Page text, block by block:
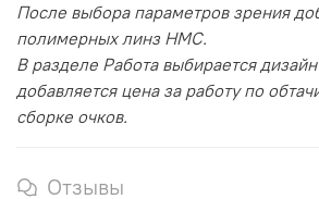
После выбора параметров зрения
полимерных линз HMC.
В разделе Работа выбирается
добавляется цена за работу по
сборке очков.
Отзывы